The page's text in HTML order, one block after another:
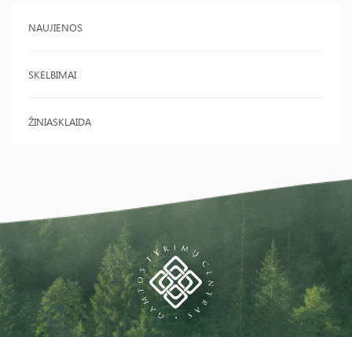
NAUJIENOS
SKELBIMAI
ŽINIASKLAIDA